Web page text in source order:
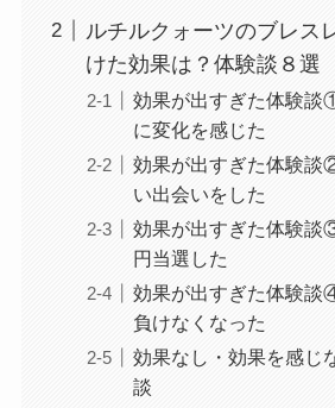
ルチルクォーツのブレス
けた効果は？体験談８選
効果が出すぎた体験談
に変化を感じた
効果が出すぎた体験談
い出会いをした
効果が出すぎた体験
円当選した
効果が出すぎた体験談
負けなくなった
効果なし・効果を感じ
談